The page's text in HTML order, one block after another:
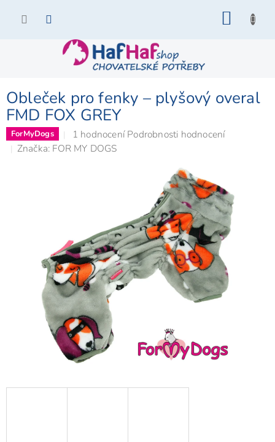
Obleček pro fenky – plyšový overal
FMD FOX GREY
ForMyDogs
Průměrné
hodnocení
hvězdiček.
1 hodnocení Podrobnosti hodnocení
Značka: FOR MY DOGS